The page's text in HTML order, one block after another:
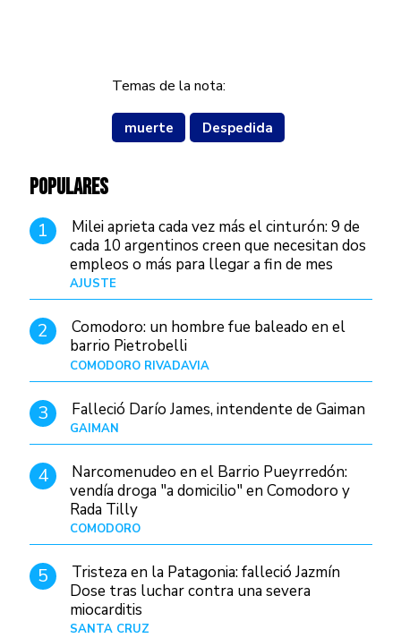
Temas de la nota:
muerte Despedida
POPULARES
1
Milei aprieta cada vez más el cinturón: 9 de
cada 10 argentinos creen que necesitan dos
empleos o más para llegar a fin de mes
AJUSTE
2
Comodoro: un hombre fue baleado en el
barrio Pietrobelli
COMODORO RIVADAVIA
3 Falleció Darío James, intendente de Gaiman
GAIMAN
4
Narcomenudeo en el Barrio Pueyrredón:
vendía droga "a domicilio" en Comodoro y
Rada Tilly
COMODORO
5
Tristeza en la Patagonia: falleció Jazmín
Dose tras luchar contra una severa
miocarditis
SANTA CRUZ